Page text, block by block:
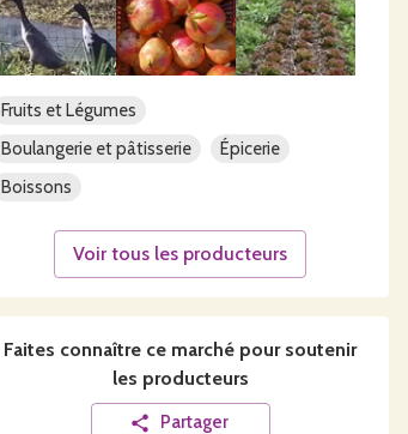
Fruits et Légumes
Boulangerie et pâtisserie
Épicerie
Boissons
Voir tous les producteurs
Faites connaître ce marché pour soutenir
les producteurs
Partager